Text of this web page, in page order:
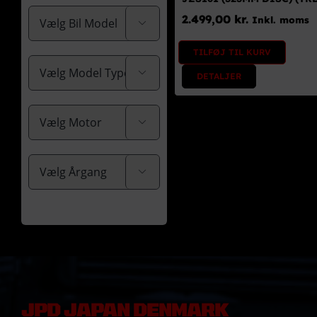




2.499,00 kr. Inkl. moms
TILFØJ TIL KURV
DETALJER
JPD JAPAN DENMARK